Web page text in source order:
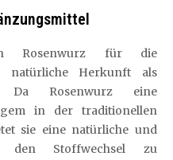
Rosenwurz für die
natürliche Herkunft als
Da Rosenwurz eine
in der traditionellen
sie eine natürliche und
den Stoffwechsel zu